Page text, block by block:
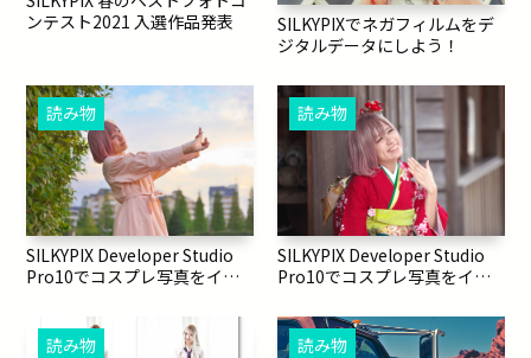
ンテスト2021 入選作品発表
SILKYPIXでネガフィルムをデ
ジタルデータにしよう！
読み物
SILKYPIX Developer Studio
Pro10でコスプレ写真をイメ
【後編】
読み物
SILKYPIX Developer Studio
Pro10でコスプレ写真をイメ
【前編】
読み物
読み物